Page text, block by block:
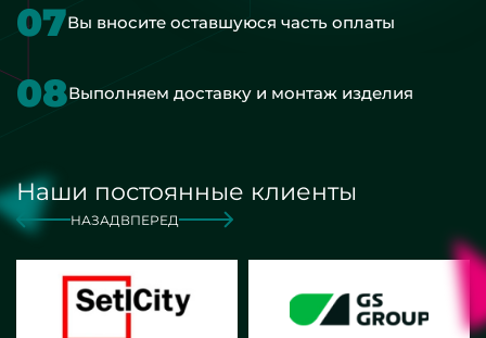
07Вы вносите оставшуюся часть оплаты
08Выполняем доставку и монтаж изделия
Наши постоянные клиенты
НАЗАД ВПЕРЕД